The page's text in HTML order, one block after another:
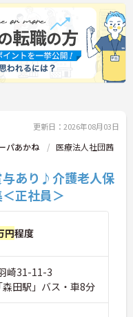
更新日：2026年08月03日
パあかね
医療法人社団茜
与あり♪介護老人保
正社員＞
円程度
崎31-11-3
田駅」バス・車8分